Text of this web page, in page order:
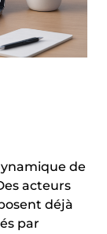
de
acteurs
déjà
par